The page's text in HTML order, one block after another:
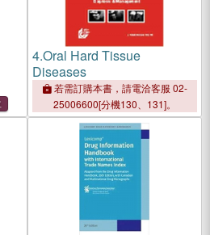
4.Oral Hard Tissue
Diseases
若需訂購本書，請電洽客服 02-
25006600[分機130、131]。